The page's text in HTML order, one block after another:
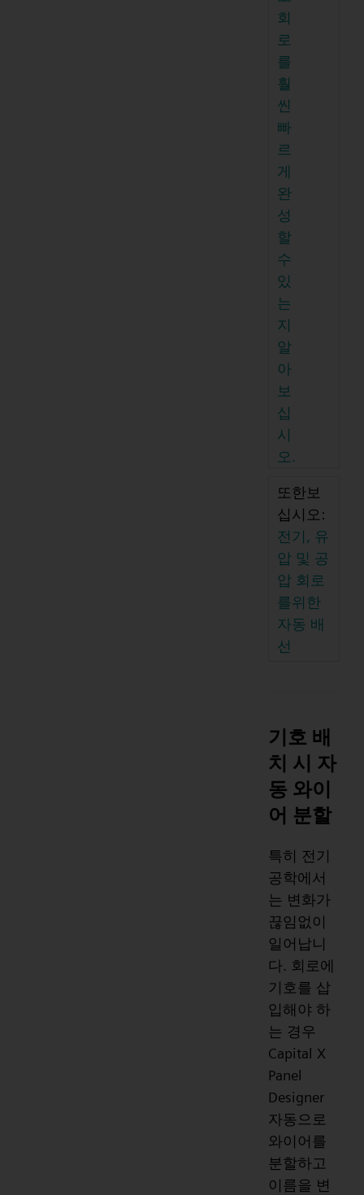
회
로
를
훨
씬
빠
르
게
완
성
할
수
있
는
지
알
아
보
십
시
오.
또한보
십시오:
전기, 유
압 및 공
압 회로
를위한
자동 배
선
기호 배
치 시 자
동 와이
어 분할
특히 전기
공학에서
는 변화가
끊임없이
일어납니
다. 회로에
기호를 삽
입해야 하
는 경우
Capital X
Panel
Designer
자동으로
와이어를
분할하고
이름을 변